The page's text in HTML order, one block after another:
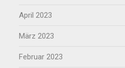
April 2023
März 2023
Februar 2023